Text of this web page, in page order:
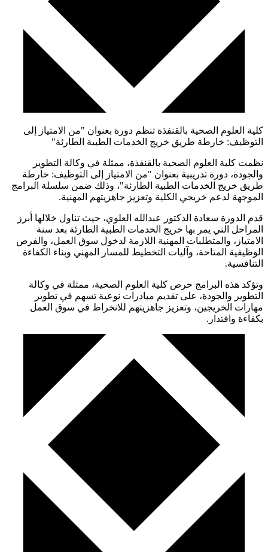
كلية العلوم الصحية بالقنفذة تنظم دورة بعنوان "من الامتياز إلى
التوظيف: خارطة طريق خريج الخدمات الطبية الطارئة"
نظمت كلية العلوم الصحية بالقنفذة، ممثلة في وكالة التطوير
والجودة، دورة تدريبية بعنوان "من الامتياز إلى التوظيف: خارطة
طريق خريج الخدمات الطبية الطارئة"، وذلك ضمن سلسلة البرامج
الموجهة لدعم خريجي الكلية وتعزيز جاهزيتهم المهنية.
قدم الدورة سعادة الدكتور عبدالله العلوي، حيث تناول خلالها أبرز
المراحل التي يمر بها خريج الخدمات الطبية الطارئة بعد سنة
الامتياز، والمتطلبات المهنية اللازمة لدخول سوق العمل، والفرص
الوظيفية المتاحة، وآليات التخطيط للمسار المهني وبناء الكفاءة
التنافسية.
وتؤكد هذه البرامج حرص كلية العلوم الصحية، ممثلة في وكالة
التطوير والجودة، على تقديم مبادرات نوعية تسهم في تطوير
مهارات الخريجين، وتعزيز جاهزيتهم للانخراط في سوق العمل
بكفاءة واقتدار.